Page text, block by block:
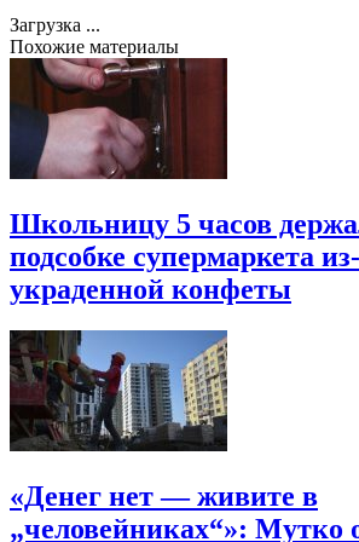
Загрузка ...
Похожие материалы
Школьницу 5 часов
подсобке супермаркета
украденной конфеты
«Денег нет — живите в
„человейниках“»: Мутко